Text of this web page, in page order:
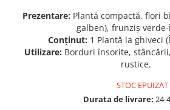
Seminte de Ierburi
Prezentare: Plantă compactă, flori
galben), frunziș
Conținut: 1 Plantă la ghiveci
Utilizare: Borduri însorite,
rustice.
STOC EPUIZAT
Durata de livrare: 24-